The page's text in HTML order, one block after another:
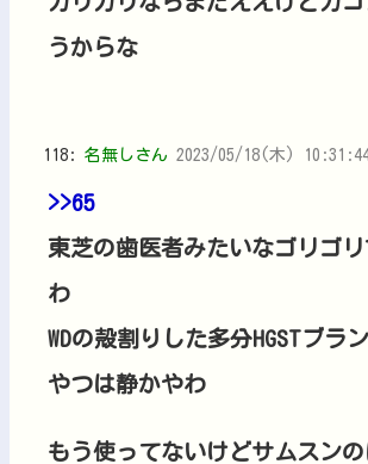
うからな
118: 名無しさん 2023/05/18(木)
>>65
東芝の歯医者みたいなゴリゴ
わ
WDの殻割りした多分HGSTブラ
やつは静かやわ
もう使ってないけどサムスン